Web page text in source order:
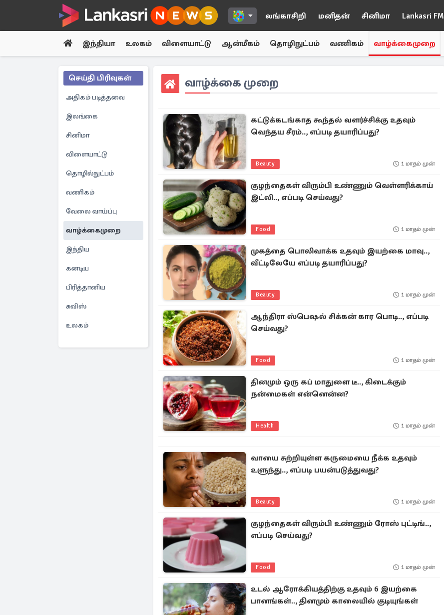
லங்காசிறி மனிதன் சினிமா Lankasri FM
இந்தியா உலகம் விளையாட்டு ஆன்மீகம் தொழிநுட்பம் வணிகம் வாழ்க்கைமுறை
செய்தி பிரிவுகள்
அதிகம் படித்தவை
இலங்கை
சினிமா
விளையாட்டு
தொழில்நுட்பம்
வணிகம்
வேலை வாய்ப்பு
வாழ்க்கைமுறை
இந்திய
கனடிய
பிரித்தானிய
சுவிஸ்
உலகம்
வாழ்க்கை முறை
கட்டுக்கடங்காத கூந்தல் வளர்ச்சிக்கு உதவும்
வெந்தய சீரம்.., எப்படி தயாரிப்பது?
Beauty 1 மாதம் முன்
குழந்தைகள் விரும்பி உண்ணும் வெள்ளரிக்காய்
இட்லி.., எப்படி செய்வது?
Food 1 மாதம் முன்
முகத்தை பொலிவாக்க உதவும் இயற்கை மாவு..,
வீட்டிலேயே எப்படி தயாரிப்பது?
Beauty 1 மாதம் முன்
ஆந்திரா ஸ்பெஷல் சிக்கன் கார பொடி.., எப்படி
செய்வது?
Food 1 மாதம் முன்
தினமும் ஒரு கப் மாதுளை டீ.., கிடைக்கும்
நன்மைகள் என்னென்ன?
Health 1 மாதம் முன்
வாயை சுற்றியுள்ள கருமையை நீக்க உதவும்
உளுந்து.., எப்படி பயன்படுத்துவது?
Beauty 1 மாதம் முன்
குழந்தைகள் விரும்பி உண்ணும் ரோஸ் புட்டிங்..,
எப்படி செய்வது?
Food 1 மாதம் முன்
உடல் ஆரோக்கியத்திற்கு உதவும் 6 இயற்கை
பானங்கள்.., தினமும் காலையில் குடியுங்கள்